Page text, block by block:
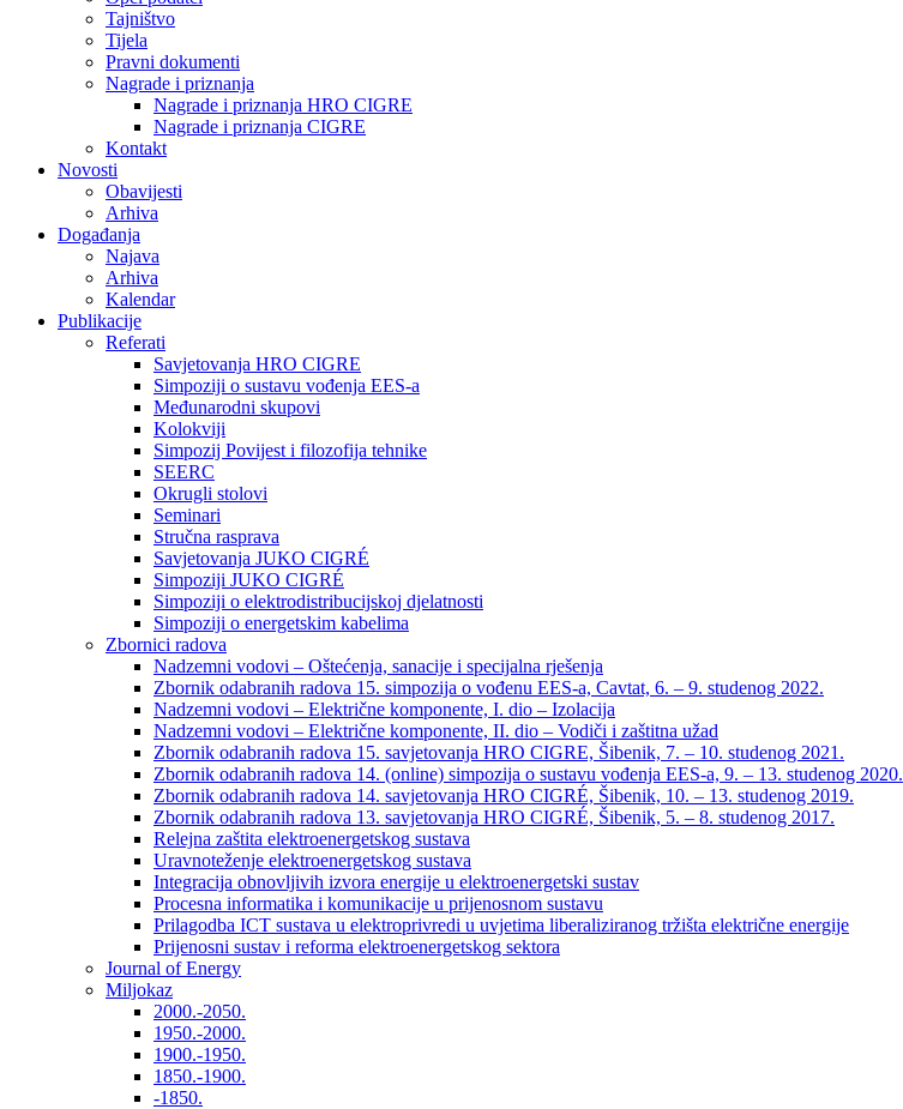
Tajništvo
Tijela
Pravni dokumenti
Nagrade i priznanja
Nagrade i priznanja HRO CIGRE
Nagrade i priznanja CIGRE
Kontakt
Novosti
Obavijesti
Arhiva
Događanja
Najava
Arhiva
Kalendar
Publikacije
Referati
Savjetovanja HRO CIGRE
Simpoziji o sustavu vođenja EES-a
Međunarodni skupovi
Kolokviji​
Simpozij Povijest i filozofija tehnike
SEERC
Okrugli stolovi
Seminari​
Stručna rasprava​
Savjetovanja JUKO CIGRÉ
Simpoziji JUKO CIGRÉ
Simpoziji o elektrodistribucijskoj djelatnosti
Simpoziji o energetskim kabelima
Zbornici radova
Nadzemni vodovi – Oštećenja, sanacije i specijalna rješenja
Zbornik odabranih radova 15. simpozija o vođenu EES-a, Cavtat, 6. – 9. studenog 2022.
Nadzemni vodovi – Električne komponente, I. dio – Izolacija
Nadzemni vodovi – Električne komponente, II. dio – Vodiči i zaštitna užad
Zbornik odabranih radova 15. savjetovanja HRO CIGRE, Šibenik, 7. – 10. studenog 2021.
Zbornik odabranih radova 14. (online) simpozija o sustavu vođenja EES-a, 9. – 13. studenog 2020.
Zbornik odabranih radova 14. savjetovanja HRO CIGRÉ, Šibenik, 10. – 13. studenog 2019.
Zbornik odabranih radova 13. savjetovanja HRO CIGRÉ, Šibenik, 5. – 8. studenog 2017.
Relejna zaštita elektroenergetskog sustava
Uravnoteženje elektroenergetskog sustava
Integracija obnovljivih izvora energije u elektroenergetski sustav
Procesna informatika i komunikacije u prijenosnom sustavu
Prilagodba ICT sustava u elektroprivredi u uvjetima liberaliziranog tržišta električne energije
Prijenosni sustav i reforma elektroenergetskog sektora
Journal of Energy
Miljokaz
2000.-2050.
1950.-2000.
1900.-1950.
1850.-1900.
-1850.